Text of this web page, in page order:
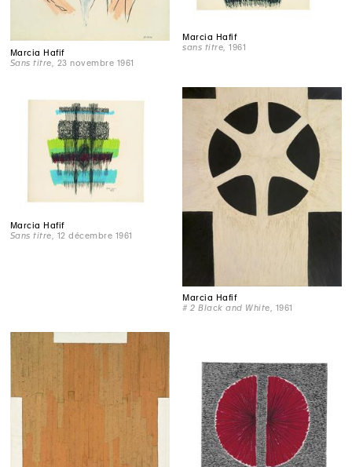
Marcia Hafif
Sans titre , 23 novembre 1961
Marcia Hafif
sans titre, 1961
Marcia Hafif
Sans titre , 12 décembre 1961
Marcia Hafif
# 2 Black and White , 1961